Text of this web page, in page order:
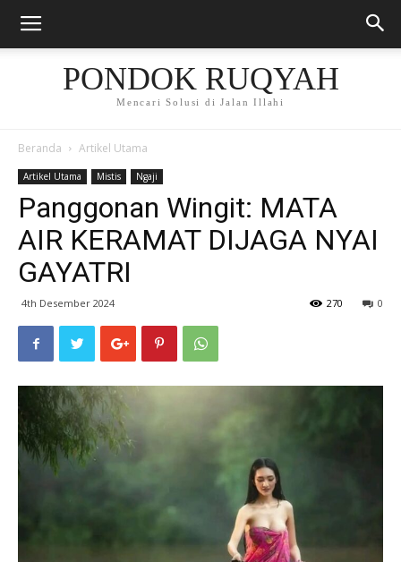
PONDOK RUQYAH
Mencari Solusi di Jalan Illahi
Beranda Artikel Utama
Artikel Utama Mistis Ngaji
Panggonan Wingit: MATA
AIR KERAMAT DIJAGA NYAI
GAYATRI
4th Desember 2024 0
270